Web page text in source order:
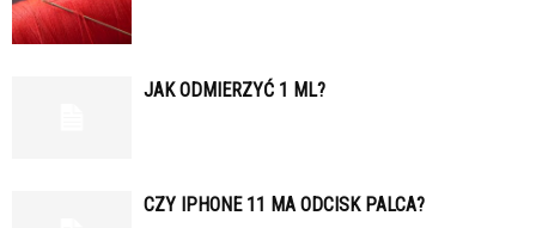
JAK ODMIERZYĆ 1 ML?
CZY IPHONE 11 MA ODCISK PALCA?